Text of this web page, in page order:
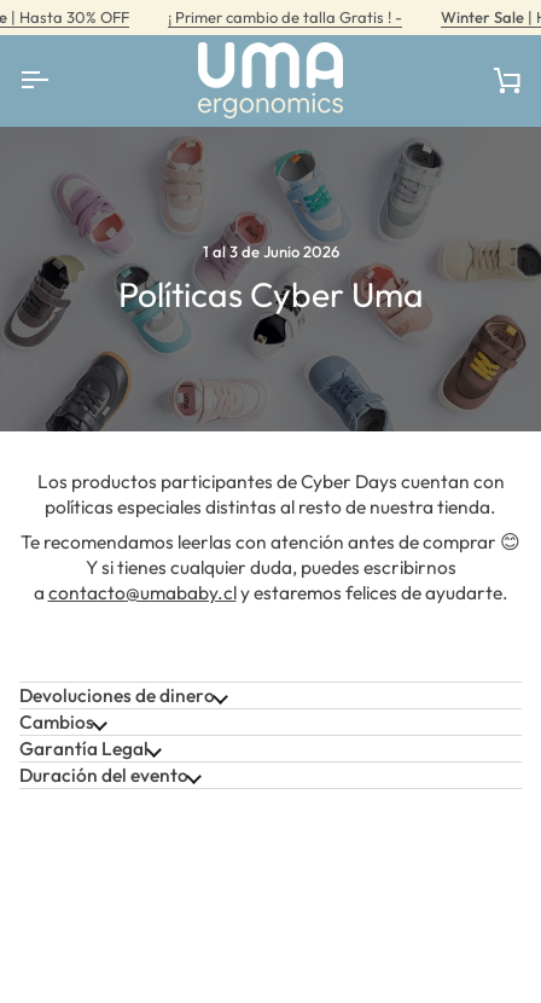
directamente
contenido
30% OFF ¡ Primer cambio de talla Gratis ! - Winter Sale|
1 al 3 de Junio 2026
Políticas Cyber Uma
Los productos participantes de Cyber Days cuentan con
políticas especiales distintas al resto de nuestra tienda.
Te recomendamos leerlas con atención antes de comprar 😊
Y si tienes cualquier duda, puedes escribirnos
a contacto@umababy.cly estaremos felices de ayudarte.
Devoluciones de dinero
Cambios
Garantía Legal
Duración del evento